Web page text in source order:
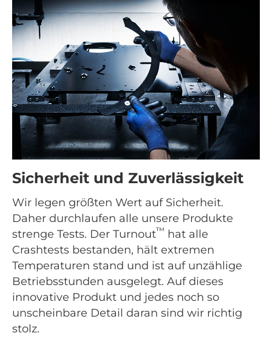
Sicherheit und Zuverlässigkeit
Wir legen größten Wert auf Sicherheit.
Daher durchlaufen alle unsere Produkte
strenge Tests. Der Turnout™ hat alle
Crashtests bestanden, hält extremen
Temperaturen stand und ist auf unzählige
Betriebsstunden ausgelegt. Auf dieses
innovative Produkt und jedes noch so
unscheinbare Detail daran sind wir richtig
stolz.